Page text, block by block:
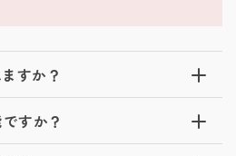
すか？
すか？